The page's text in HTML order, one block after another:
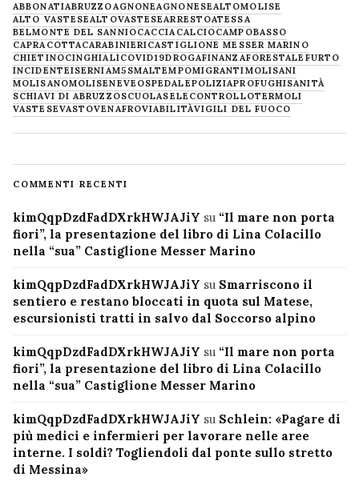
ABBONATIABRUZZOAGNONEAGNONESEALTOMOLISE
ALTO VASTESEALTOVASTESEARRESTOATESSA
BELMONTE DEL SANNIOCACCIACALCIOCAMPOBASSO
CAPRACOTTACARABINIERICASTIGLIONE MESSER MARINO
CHIETINOCINGHIALICOVID19DROGAFINANZAFORESTALE FURTO
INCIDENTEISERNIAM5SMALTEMPOMIGRANTIMOLISANI
MOLISANOMOLISENEVE OSPEDALEPOLIZIAPROFUGHISANITÀ
SCHIAVI DI ABRUZZOSCUOLASELECONTROLLOTERMOLI
VASTESEVASTOVENAFROVIABILITÀVIGILI DEL FUOCO
COMMENTI RECENTI
kimQqpDzdFadDXrkHWJAJiY su “Il mare non porta
fiori”, la presentazione del libro di Lina Colacillo
nella “sua” Castiglione Messer Marino
kimQqpDzdFadDXrkHWJAJiY su Smarriscono il
sentiero e restano bloccati in quota sul Matese,
escursionisti tratti in salvo dal Soccorso alpino
kimQqpDzdFadDXrkHWJAJiY su “Il mare non porta
fiori”, la presentazione del libro di Lina Colacillo
nella “sua” Castiglione Messer Marino
kimQqpDzdFadDXrkHWJAJiY su Schlein: «Pagare di
più medici e infermieri per lavorare nelle aree
interne. I soldi? Togliendoli dal ponte sullo stretto
di Messina»